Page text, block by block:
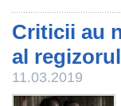
Criticii au
al
11.03.2019